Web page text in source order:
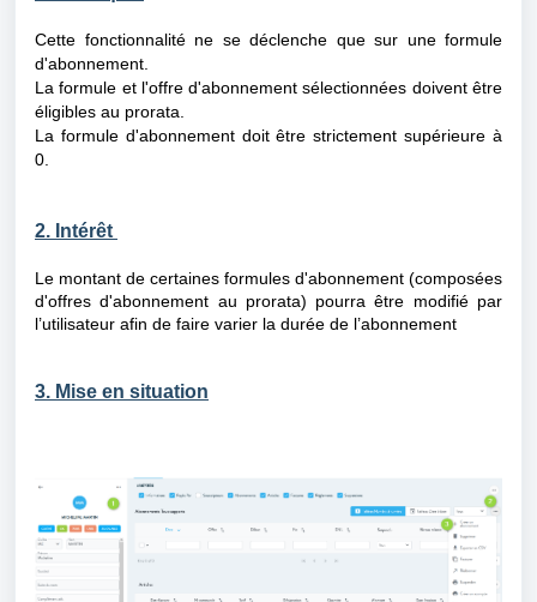
Cette fonctionnalité ne se déclenche que sur une formule
d'abonnement.
La formule et l'offre d'abonnementsélectionnées doivent être
éligibles au prorata.
La formule d'abonnementdoit être strictement supérieure à
0.
2. Intérêt
Le montant de certaines formules d'abonnement (composées
d'offres d'abonnement au prorata) pourra être modifié par
l’utilisateur afin de faire varier la durée de l’abonnement
3. Mise en situation